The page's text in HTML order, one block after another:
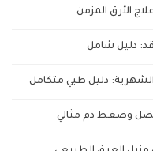
الأرق المزمن
دليل شامل
دليل طبي متكامل
وضغط دم مثالي